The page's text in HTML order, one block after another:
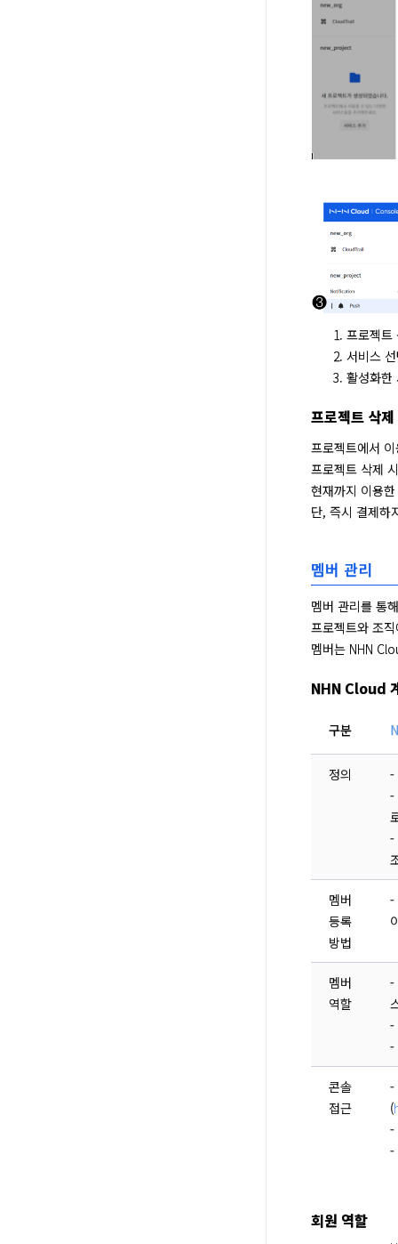
프로젝
서비스
활성화한
프로젝트 삭제
프로젝트에서
프로젝트 삭제
현재까지 이용
단, 즉시 결제하
멤버 관리
멤버 관리를 통
프로젝트와 조
멤버는 NHN
NHN Cloud
구분
정의
-
-
-
멤버
등록
방법
-
멤버
역할
-
-
-
콘솔
접근
-
(
-
-
회원 역할